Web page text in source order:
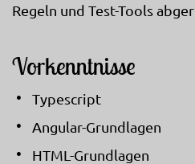
Regeln und Test-Tools
Vorkenntnisse
Typescript
Angular-Grundlagen
HTML-Grundlagen